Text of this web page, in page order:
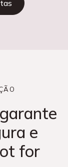
e
for